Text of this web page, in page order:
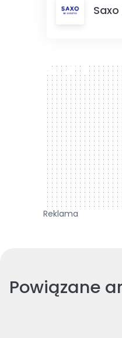
300 x 250
Reklama
Powiązane